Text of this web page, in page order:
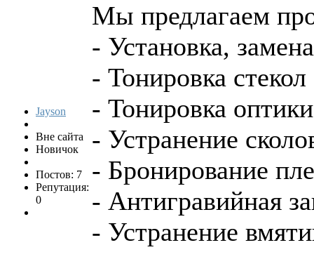
Jayson
Вне сайта
Новичок
Постов: 7
Репутация:
0
Мы предлагаем
- Установка,
- Тонировка
- Тонировка оптики
- Устранение
- Бронирование
- Антигравийная
- Устранение